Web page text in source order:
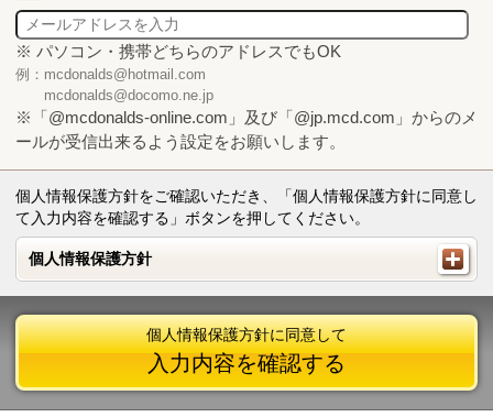
※ パソコン・携帯どちらのアドレスでもOK
例：mcdonalds@hotmail.com
mcdonalds@docomo.ne.jp
※「@mcdonalds-online.com」及び「@jp.mcd.com」からのメ
ールが受信出来るよう設定をお願いします。
個人情報保護方針をご確認いただき、「個人情報保護方針に同意し
て入力内容を確認する」ボタンを押してください。
個人情報保護方針
個人情報保護方針
個人情報保護方針に同意して
入力内容を確認する